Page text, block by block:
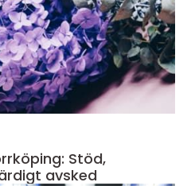
Stöd,
avsked